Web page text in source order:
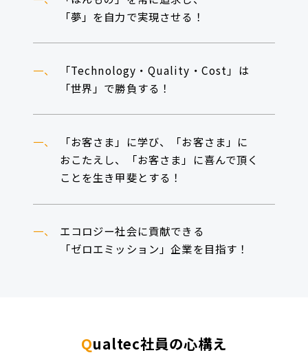
「夢」を自力で実現させる！
一、
「Technology・Quality・Cost」は
「世界」で勝負する！
一、
「お客さま」に学び、「お客さま」に
おこたえし、「お客さま」に喜んで頂く
ことを生き甲斐とする！
一、
エコロジー社会に貢献できる
「ゼロエミッション」企業を目指す！
Qualtec社員の心構え